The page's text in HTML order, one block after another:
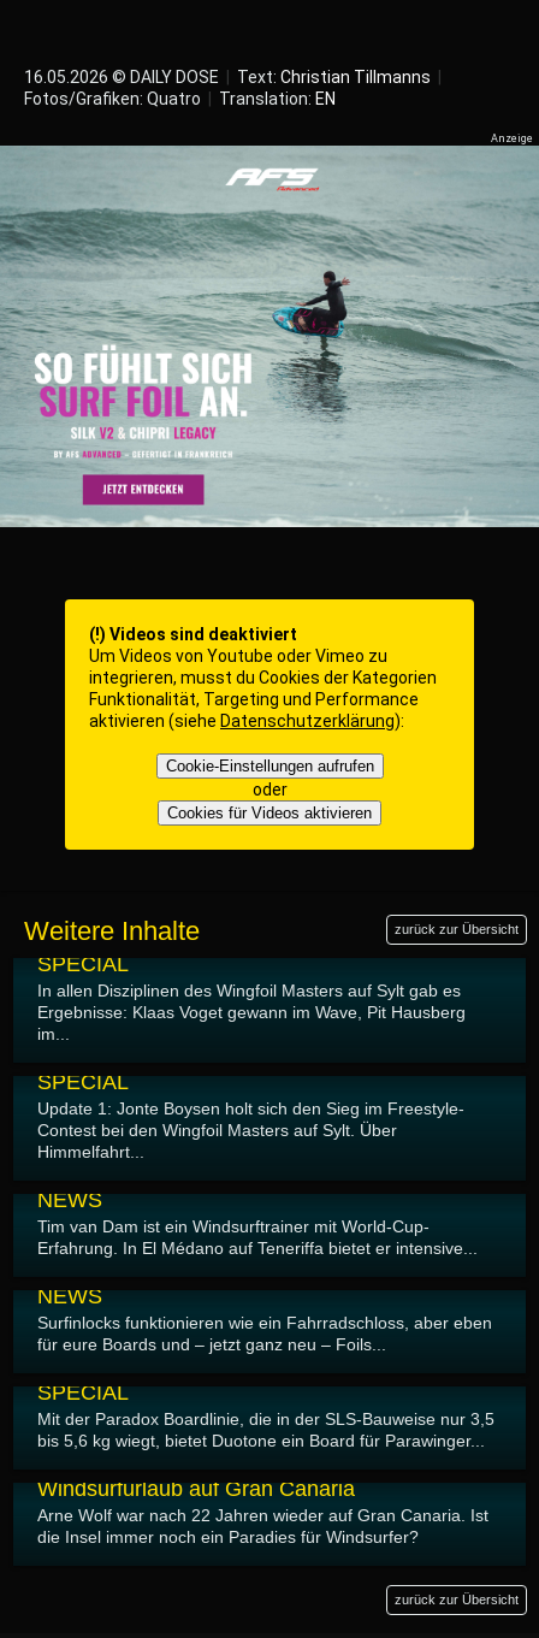
16.05.2026 © DAILY DOSE Text: Christian Tillmanns
Fotos/Grafiken: Quatro
Translation: EN
(!) Videos sind deaktiviert
Um Videos von Youtube oder Vimeo zu
integrieren, musst du Cookies der Kategorien
Funktionalität, Targeting und Performance
aktivieren (siehe Datenschutzerklärung):
Cookie-Einstellungen aufrufen
oder
Cookies für Videos aktivieren
Weitere Inhalte zurück zur Übersicht
18.05.2026
SPECIAL
In allen Disziplinen des Wingfoil Masters auf Sylt gab es
Ergebnisse: Klaas Voget gewann im Wave, Pit Hausberg
im...
SPECIAL
Update 1: Jonte Boysen holt sich den Sieg im Freestyle-
Contest bei den Wingfoil Masters auf Sylt. Über
Himmelfahrt...
NEWS
Tim van Dam ist ein Windsurftrainer mit World-Cup-
Erfahrung. In El Médano auf Teneriffa bietet er intensive...
NEWS
Surfinlocks funktionieren wie ein Fahrradschloss, aber eben
für eure Boards und – jetzt ganz neu – Foils...
SPECIAL
Mit der Paradox Boardlinie, die in der SLS-Bauweise nur 3,5
bis 5,6 kg wiegt, bietet Duotone ein Board für Parawinger...
Windsurfurlaub auf Gran Canaria
Arne Wolf war nach 22 Jahren wieder auf Gran Canaria. Ist
die Insel immer noch ein Paradies für Windsurfer?
zurück zur Übersicht